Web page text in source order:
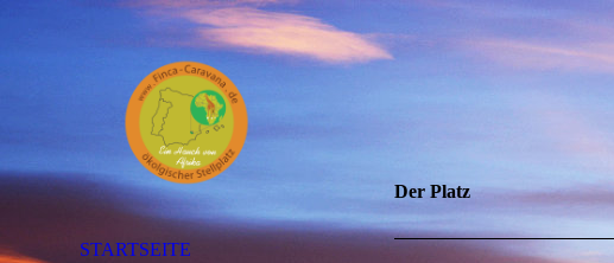
STARTSEITE
Der Platz